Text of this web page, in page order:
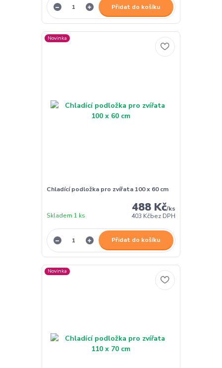
Přidat do košíku
Novinka
Chladící podložka pro zvířata 100 x 60 cm
488 Kč/ks
403 Kčbez DPH
Skladem 1 ks
Přidat do košíku
Novinka